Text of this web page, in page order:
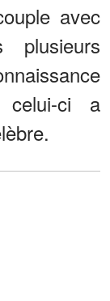
avec
plusieurs
ci a